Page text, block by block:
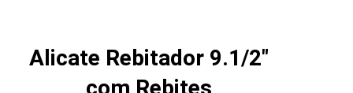
Alicate Rebitador 9.1/2"